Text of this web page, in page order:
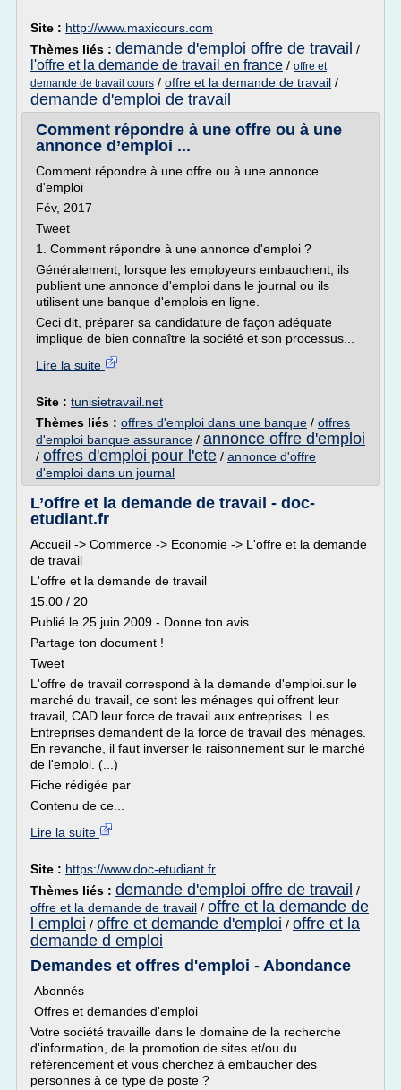
Site : http://www.maxicours.com
Thèmes liés : demande d'emploi offre de travail /
l'offre et la demande de travail en france / offre et
demande de travail cours / offre et la demande de travail /
demande d'emploi de travail
Comment répondre à une offre ou à une
annonce d’emploi ...
Comment répondre à une offre ou à une annonce
d'emploi
Fév, 2017
Tweet
1. Comment répondre à une annonce d'emploi ?
Généralement, lorsque les employeurs embauchent, ils
publient une annonce d'emploi dans le journal ou ils
utilisent une banque d'emplois en ligne.
Ceci dit, préparer sa candidature de façon adéquate
implique de bien connaître la société et son processus...
Lire la suite
Site : tunisietravail.net
Thèmes liés : offres d'emploi dans une banque / offres
d'emploi banque assurance / annonce offre d'emploi
/ offres d'emploi pour l'ete / annonce d'offre
d'emploi dans un journal
L’offre et la demande de travail - doc-
etudiant.fr
Accueil -> Commerce -> Economie -> L'offre et la demande
de travail
L'offre et la demande de travail
15.00 / 20
Publié le 25 juin 2009 - Donne ton avis
Partage ton document !
Tweet
L'offre de travail correspond à la demande d'emploi.sur le
marché du travail, ce sont les ménages qui offrent leur
travail, CAD leur force de travail aux entreprises. Les
Entreprises demandent de la force de travail des ménages.
En revanche, il faut inverser le raisonnement sur le marché
de l'emploi. (...)
Fiche rédigée par
Contenu de ce...
Lire la suite
Site : https://www.doc-etudiant.fr
Thèmes liés : demande d'emploi offre de travail /
offre et la demande de travail / offre et la demande de
l emploi / offre et demande d'emploi / offre et la
demande d emploi
Demandes et offres d'emploi - Abondance
Abonnés
Offres et demandes d'emploi
Votre société travaille dans le domaine de la recherche
d'information, de la promotion de sites et/ou du
référencement et vous cherchez à embaucher des
personnes à ce type de poste ?